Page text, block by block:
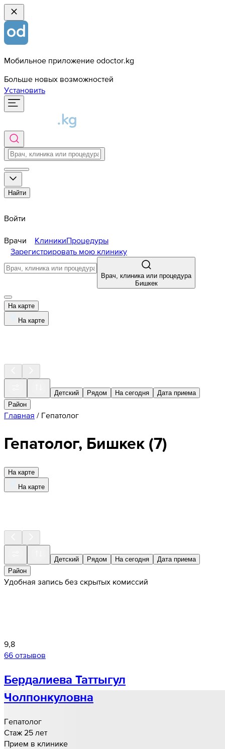
Мобильное приложение odoctor.kg
Больше новых возможностей
Установить
Найти
Войти
Врачи КлиникиПроцедуры
Зарегистрировать мою клинику
Врач, клиника или процедура
Бишкек
На карте
На карте
Детский Рядом На сегодня
Дата приема
Район
Главная / Гепатолог
Гепатолог, Бишкек(7)
На карте
На карте
Детский Рядом На сегодня
Дата приема
Район
Удобная запись без скрытых комиссий
9,8
66 отзывов
Бердалиева Таттыгул
Чолпонкуловна
Гепатолог
Стаж 25 лет
Прием в клинике